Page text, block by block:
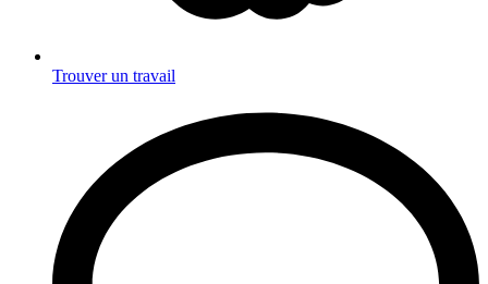
Trouver un travail